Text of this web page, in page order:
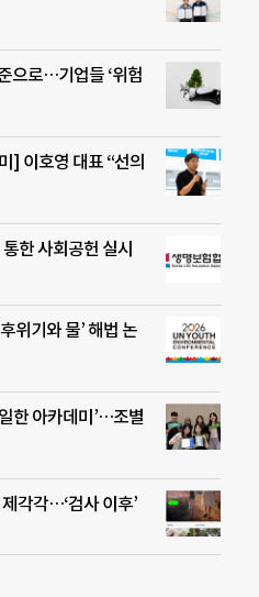
으로…기업들 ‘위험
] 이호영 대표 “선의
한 사회공헌 실시
위기와 물’ 해법 논
한 아카데미’…조별
각각…‘검사 이후’